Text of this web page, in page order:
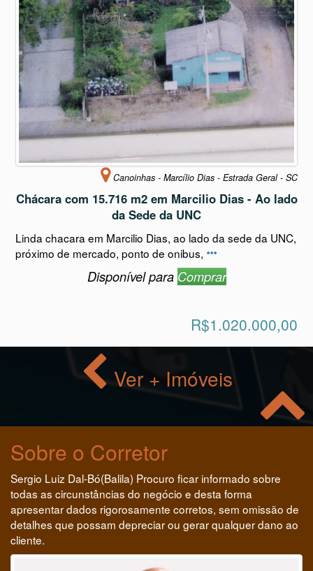
Canoinhas - Marcílio Dias - Estrada Geral - SC
Chácara com 15.716 m2 em Marcilio Dias - Ao lado
da Sede da UNC
Linda chacara em Marcilio Dias, ao lado da sede da UNC,
próximo de mercado, ponto de onibus,
Disponível para Comprar
R$1.020.000,00
Ver + Imóveis
Sobre o Corretor
Sergio Luiz Dal-Bó(Balila) Procuro ficar informado sobre
todas as circunstâncias do negócio e desta forma
apresentar dados rigorosamente corretos, sem omissão de
detalhes que possam depreciar ou gerar qualquer dano ao
cliente.